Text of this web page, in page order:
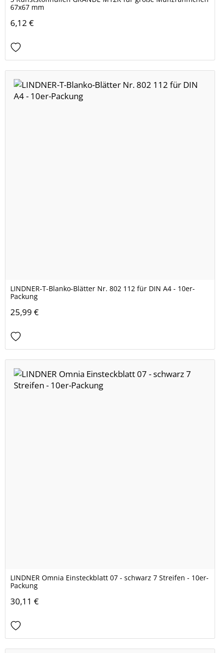
67x67 mm
6,12 €
LINDNER-T-Blanko-Blätter Nr. 802 112 für DIN A4 - 10er-
Packung
25,99 €
LINDNER Omnia Einsteckblatt 07 - schwarz 7 Streifen - 10er-
Packung
30,11 €